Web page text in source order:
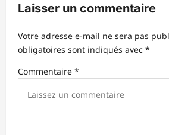
o
n
d
’
Laisser un commentaire
Votre adresse e-mail ne sera pas
obligatoires sont indiqués avec *
Commentaire *